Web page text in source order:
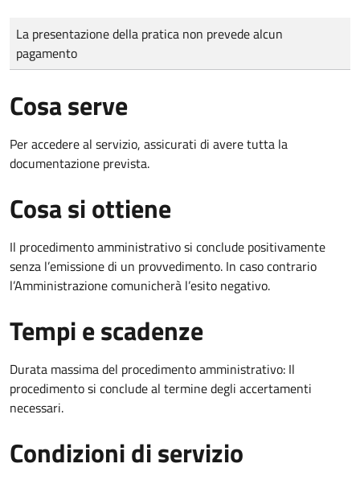
Tipo di pagamento
Importo
La presentazione della pratica non prevede alcun
pagamento
Cosa serve
Per accedere al servizio, assicurati di avere tutta la
documentazione prevista.
Cosa si ottiene
Il procedimento amministrativo si conclude positivamente
senza l’emissione di un provvedimento. In caso contrario
l’Amministrazione comunicherà l’esito negativo.
Tempi e scadenze
Durata massima del procedimento amministrativo: Il
procedimento si conclude al termine degli accertamenti
necessari.
Condizioni di servizio